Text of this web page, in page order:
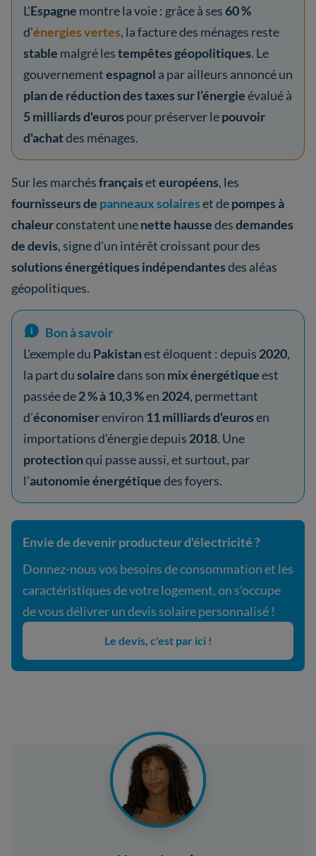
L'Espagne montre la voie : grâce à ses 60 %
d'énergies vertes, la facture des ménages reste
stable malgré lestempêtes géopolitiques. Le
gouvernementespagnol a par ailleurs annoncé un
plan de réduction des taxes sur l’énergieévalué à
5 milliards d'euros pour préserver lepouvoir
d'achatdes ménages.
Sur les marchésfrançaiseteuropéens, les
fournisseurs de panneaux solaireset depompes à
chaleurconstatent unenette haussedesdemandes
de devis, signe d'un intérêt croissant pour des
solutions énergétiques indépendantesdes aléas
géopolitiques.
Bon à savoir
L'exemple du Pakistanest éloquent : depuis 2020,
la part dusolairedans son mix énergétiqueest
passée de2 % à 10,3 %en 2024, permettant
d'économiserenviron 11 milliards d'eurosen
importations d'énergie depuis 2018. Une
protectionqui passe aussi, et surtout, par
l'autonomie énergétiquedes foyers.
Envie de devenir producteur d'électricité ?
Donnez-nous vos besoins de consommation et les
caractéristiques de votre logement, on s'occupe
de vous délivrer un devis solaire personnalisé !
Le devis, c'est par ici !